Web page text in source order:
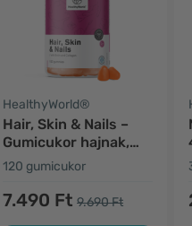
HealthyWorld®
Hair, Skin & Nails –
Gumicukor hajnak,
bőrnek és körmöknek
120 gumicukor
7.490 Ft 9.690 Ft